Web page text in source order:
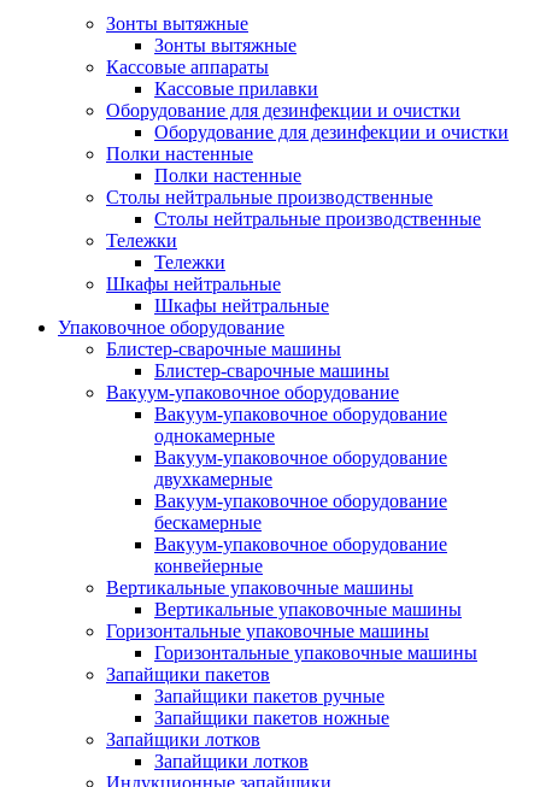
Зонты вытяжные
Зонты вытяжные
Кассовые аппараты
Кассовые прилавки
Оборудование для дезинфекции и очистки
Оборудование для дезинфекции и очистки
Полки настенные
Полки настенные
Столы нейтральные производственные
Столы нейтральные производственные
Тележки
Тележки
Шкафы нейтральные
Шкафы нейтральные
Упаковочное оборудование
Блистер-сварочные машины
Блистер-сварочные машины
Вакуум-упаковочное оборудование
Вакуум-упаковочное оборудование
однокамерные
Вакуум-упаковочное оборудование
двухкамерные
Вакуум-упаковочное оборудование
беcкамерные
Вакуум-упаковочное оборудование
конвейерные
Вертикальные упаковочные машины
Вертикальные упаковочные машины
Горизонтальные упаковочные машины
Горизонтальные упаковочные машины
Запайщики пакетов
Запайщики пакетов ручные
Запайщики пакетов ножные
Запайщики лотков
Запайщики лотков
Индукционные запайщики